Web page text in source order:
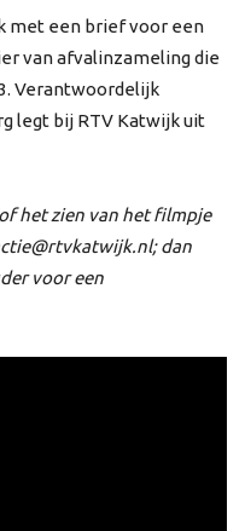
met een brief voor een
van afvalinzameling die
Verantwoordelijk
legt bij RTV Katwijk uit
het zien van het filmpje
dan
voor een